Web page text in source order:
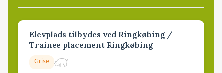
Elevplads tilbydes ved Ringkøbing /
Trainee placement Ringkøbing
Grise